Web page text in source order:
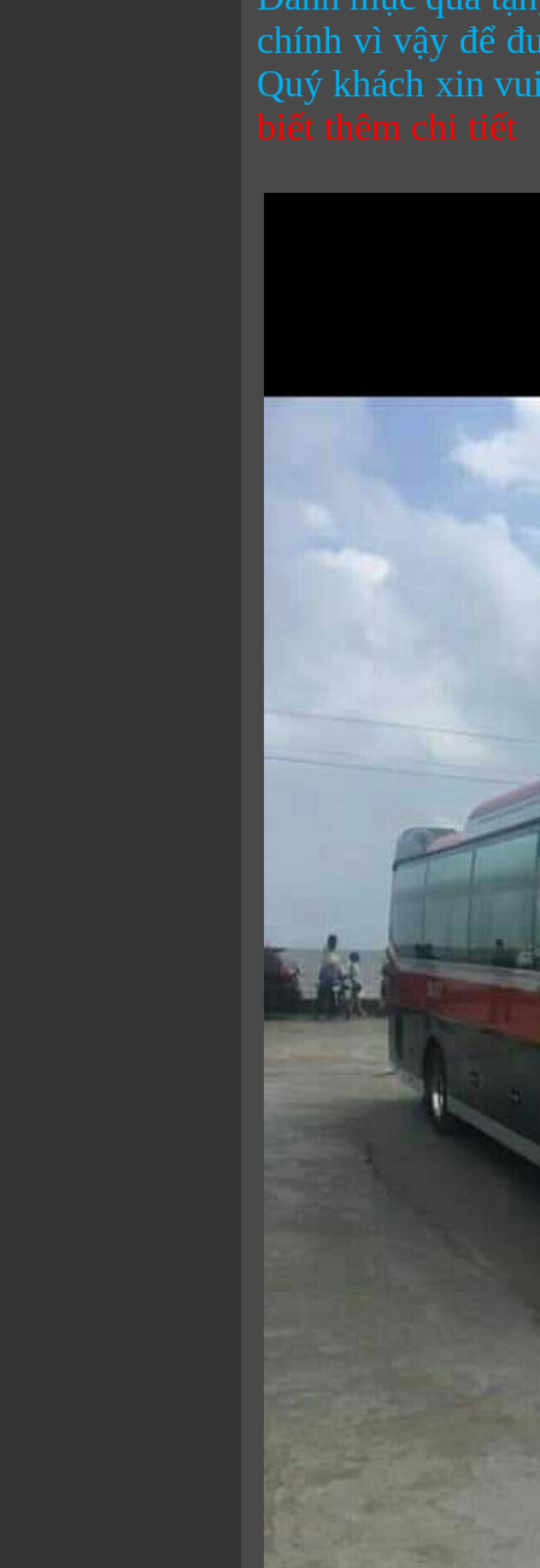
chính vì vậy để
Quý khách xin
biết thêm chi tiết